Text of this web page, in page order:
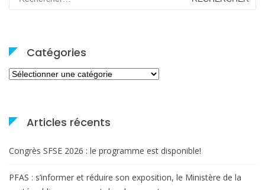
Catégories
Catégories
Articles récents
Congrès SFSE 2026 : le programme est disponible!
PFAS : s’informer et réduire son exposition, le Ministère de la